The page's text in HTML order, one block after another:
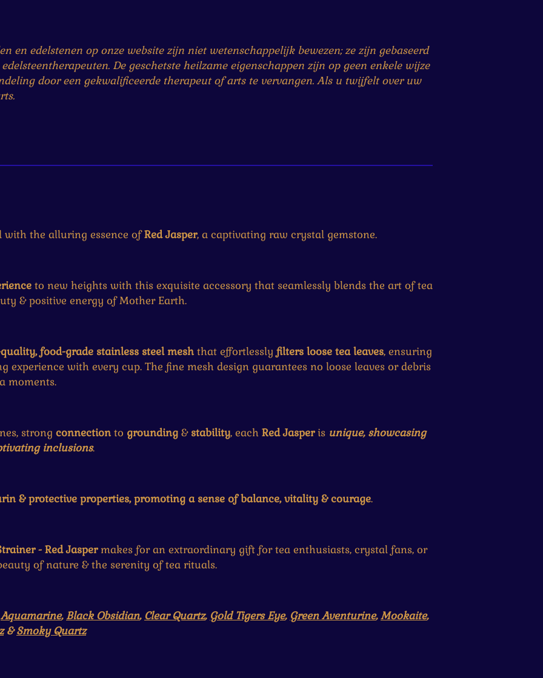
en edelstenen op onze website zijn niet wetenschappelijk bewezen; ze zijn gebaseerd
De geschetste heilzame eigenschappen zijn op geen enkele wijze
door een gekwalificeerde therapeut of arts te vervangen. Als u twijfelt over uw
with the alluring essence ofRed Jasper, a captivating raw crystal gemstone.
to new heights with this exquisite accessory that seamlessly blends the art of tea
& positive energy of Mother Earth.
food-grade stainless steel mesh that effortlessly filters loose tea leaves, ensuring
with every cup. The fine mesh design guarantees no loose leaves or debris
moments.
strong connectionto grounding & stability, each Red Jasperis unique, showcasing
inclusions.
& protective properties, promoting a sense of balance, vitality & courage.
- Red Jaspermakes for an extraordinary gift for tea enthusiasts, crystal fans, or
of nature & the serenity of tea rituals.
Aquamarine, Black Obsidian, Clear Quartz, Gold Tigers Eye, Green Aventurine,Mookaite,
&Smoky Quartz